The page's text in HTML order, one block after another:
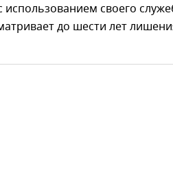
использованием своего
до шести лет